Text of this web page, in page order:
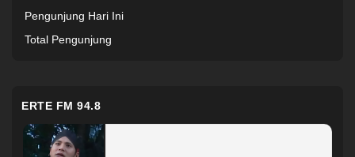
Pengunjung Hari Ini
Total Pengunjung
ERTE FM 94.8